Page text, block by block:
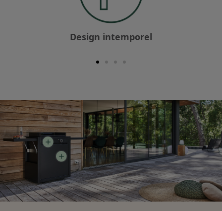
Design intemporel